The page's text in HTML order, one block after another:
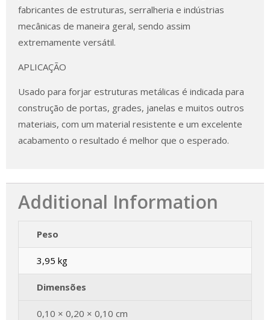
fabricantes de estruturas, serralheria e indústrias
mecânicas de maneira geral, sendo assim
extremamente versátil.
APLICAÇÃO
Usado para forjar estruturas metálicas é indicada para
construção de portas, grades, janelas e muitos outros
materiais, com um material resistente e um excelente
acabamento o resultado é melhor que o esperado.
Additional Information
Peso
3,95 kg
Dimensões
0,10 × 0,20 × 0,10 cm